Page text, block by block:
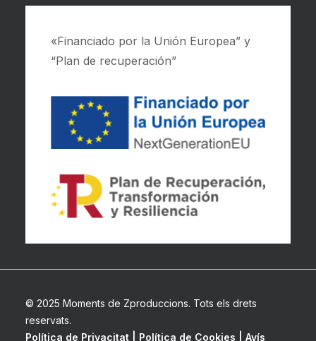
«Financiado por la Unión Europea” y
“Plan de recuperación”
© 2025 Moments de Zproduccions. Tots els drets
reservats.
Política de Privacitat
Política de Cookies Avís